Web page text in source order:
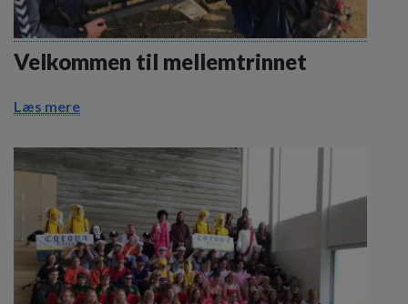
Velkommen til mellemtrinnet
Læs mere